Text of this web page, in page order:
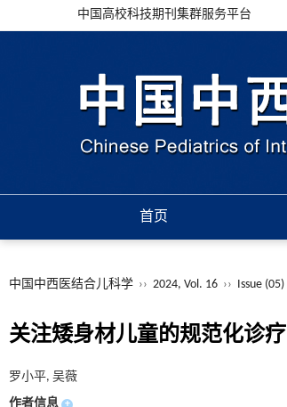
中国高校科技期刊集群服务平台
首页
中国中西医结合儿科学 ›› 2024, Vol. 16 ›› Issue (05)
关注矮身材儿童的规范化诊疗
罗小平, 吴薇
作者信息 +